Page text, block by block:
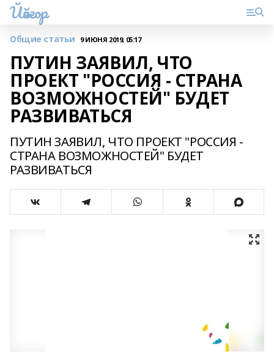
Йәйғор
Общие статьи 9 ИЮНЯ 2019, 05:17
ПУТИН ЗАЯВИЛ, ЧТО
ПРОЕКТ "РОССИЯ - СТРАНА
ВОЗМОЖНОСТЕЙ" БУДЕТ
РАЗВИВАТЬСЯ
ПУТИН ЗАЯВИЛ, ЧТО ПРОЕКТ "РОССИЯ -
СТРАНА ВОЗМОЖНОСТЕЙ" БУДЕТ
РАЗВИВАТЬСЯ